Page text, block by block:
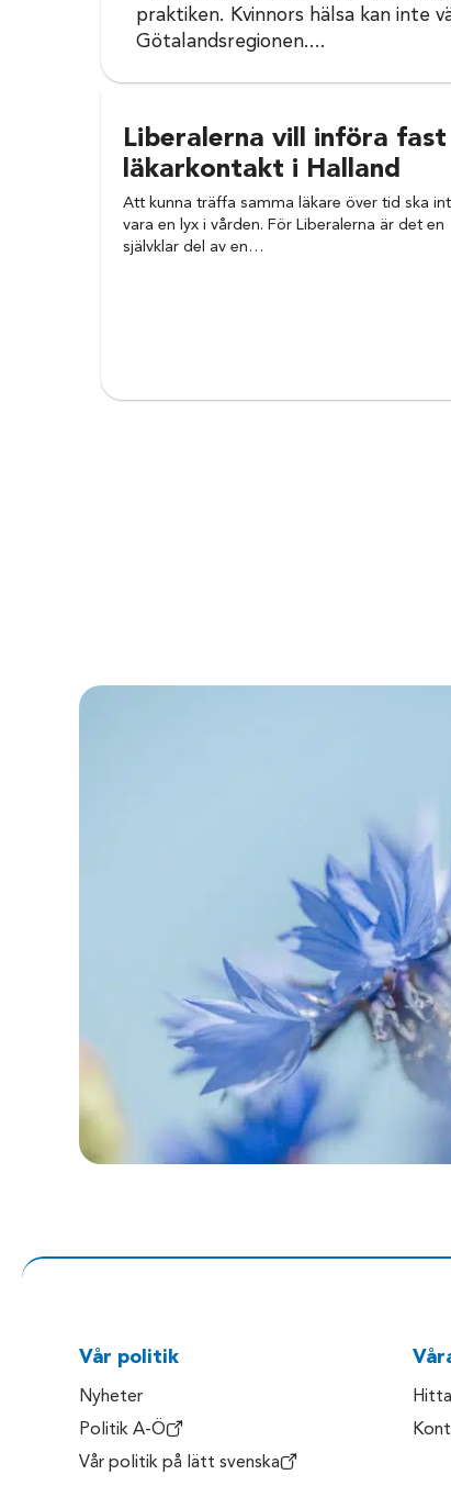
praktiken. Kvinnors hälsa kan inte
Götalandsregionen....
Liberalerna vill införa fast
läkarkontakt i Halland
Att kunna träffa samma läkare över tid ska
vara en lyx i vården. För Liberalerna är det en
självklar del av en…
Vår politik
Nyheter
Politik A-Ö
Vår politik på lätt svenska